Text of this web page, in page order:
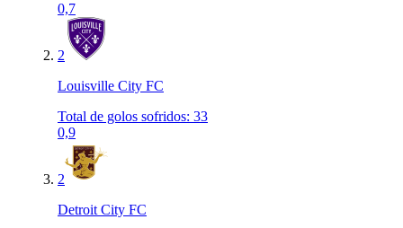
0,7
2
Louisville City FC
Total de golos sofridos: 33
0,9
2
Detroit City FC